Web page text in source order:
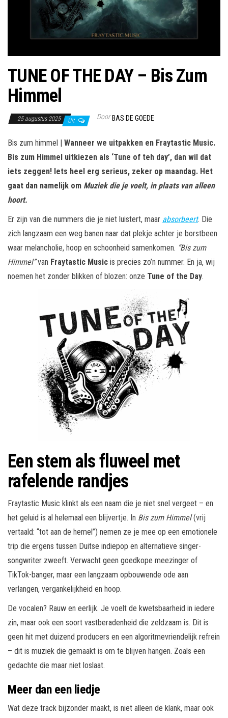
TUNE OF THE DAY – Bis Zum
Himmel
25 augustus 2025 Uit Door BAS DE GOEDE
Bis zum himmel | Wanneer we uitpakken en Fraytastic Music.
Bis zum Himmel uitkiezen als ‘Tune of teh day’, dan wil dat
iets zeggen! Iets heel erg serieus, zeker op maandag. Het
gaat dan namelijk om Muziek die je voelt, in plaats van alleen
hoort.
Er zijn van die nummers die je niet luistert, maar absorbeert. Die
zich langzaam een weg banen naar dat plekje achter je borstbeen
waar melancholie, hoop en schoonheid samenkomen. “Bis zum
Himmel”van Fraytastic Music is precies zo’n nummer. En ja, wij
noemen het zonder blikken of blozen: onze Tune of the Day.
Een stem als fluweel met
rafelende randjes
Fraytastic Music klinkt als een naam die je niet snel vergeet – en
het geluid is al helemaal een blijvertje. In Bis zum Himmel(vrij
vertaald: “tot aan de hemel”) nemen ze je mee op een emotionele
trip die ergens tussen Duitse indiepop en alternatieve singer-
songwriter zweeft. Verwacht geen goedkope meezinger of
TikTok-banger, maar een langzaam opbouwende ode aan
verlangen, vergankelijkheid en hoop.
De vocalen? Rauw en eerlijk. Je voelt de kwetsbaarheid in iedere
zin, maar ook een soort vastberadenheid die zeldzaam is. Dit is
geen hit met duizend producers en een algoritmevriendelijk refrein
– dit is muziek die gemaakt is om te blijven hangen. Zoals een
gedachte die maar niet loslaat.
Meer dan een liedje
Wat deze track bijzonder maakt, is niet alleen de klank, maar ook